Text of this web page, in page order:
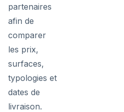
partenaires
afin de
comparer
les prix,
surfaces,
typologies et
dates de
livraison.